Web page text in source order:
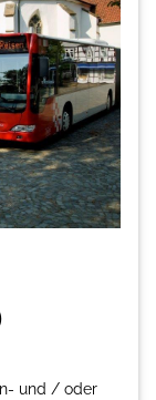
und / oder